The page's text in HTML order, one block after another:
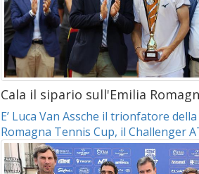
Cala il sipario sull'Emilia
E’ Luca Van Assche il trionfatore
Romagna Tennis Cup, il Challenger